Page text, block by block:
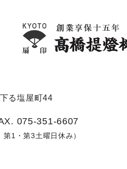
る塩屋町44
075-351-6607
1・第3土曜日休み）